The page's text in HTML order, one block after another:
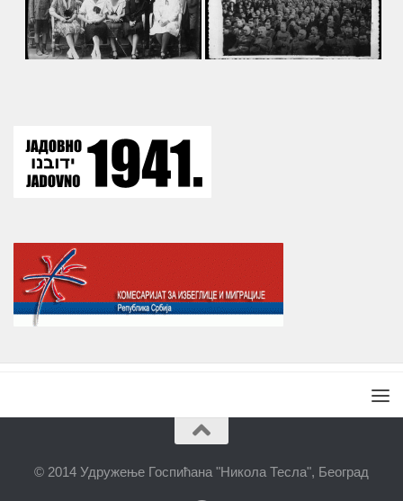
© 2014 Удружење Госпићана "Никола Тесла", Београд